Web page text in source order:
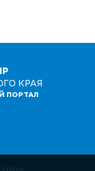
КРАЯ
ПОРТАЛ